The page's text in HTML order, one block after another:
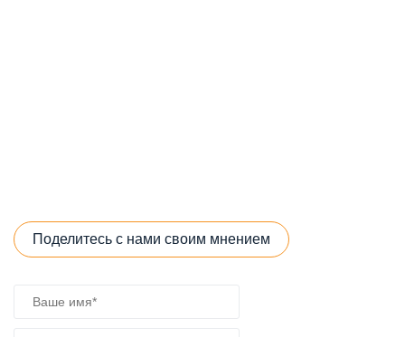
Поделитесь с нами своим мнением